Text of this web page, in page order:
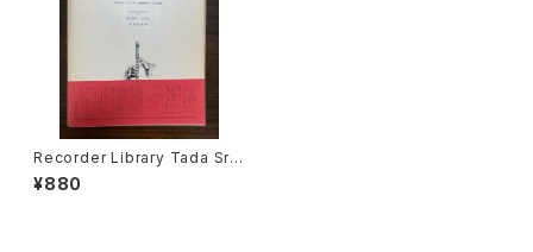
Recorder Library Tada Srie
s 4 FAMOUS TUNES for 2
TREBLE RECORDER AND K
¥880